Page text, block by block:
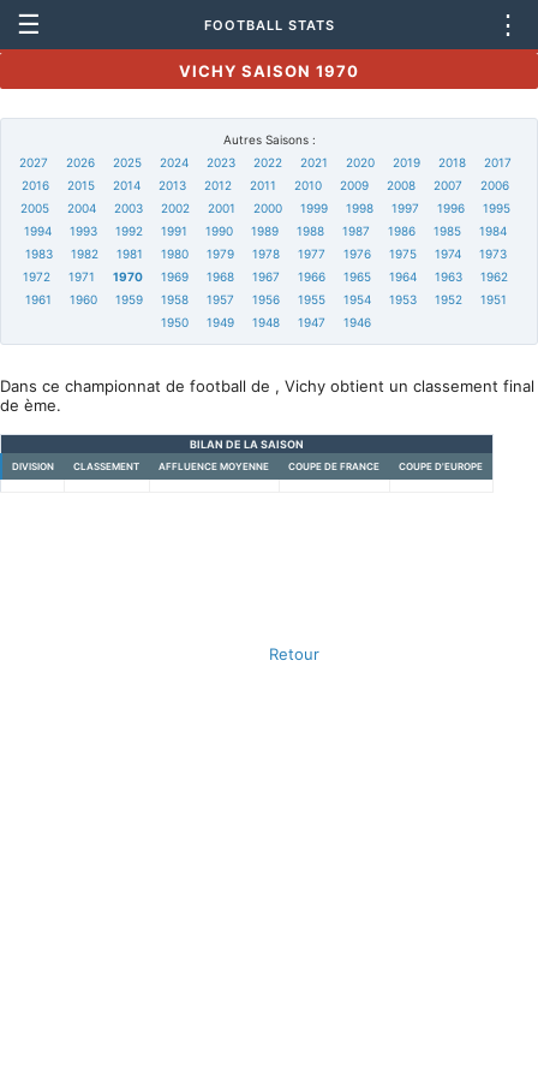
☰ FOOTBALL STATS ⋮
VICHY SAISON 1970
Autres Saisons :
2027
2026 2025 2024 2023 2022 2021 2020 2019 2018
2017
2016
2015 2014 2013 2012 2011 2010 2009 2008 2007
2006
2005
2004 2003 2002 2001 2000 1999 1998 1997 1996
1995
1994
1993 1992 1991 1990 1989 1988 1987 1986 1985
1984
1983
1982 1981 1980 1979 1978 1977 1976 1975 1974
1973
1972
1971 1970 1969 1968 1967 1966 1965 1964 1963
1962
1961
1960 1959 1958 1957 1956 1955 1954 1953 1952
1951
1950
1949 1948 1947 1946
Dans ce championnat de football de , Vichy obtient un classement final
de ème.
BILAN DE LA SAISON
DIVISION CLASSEMENT AFFLUENCE MOYENNE COUPE DE FRANCE COUPE D'EUROPE
Retour